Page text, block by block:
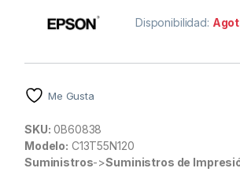
Disponibilidad:
Me Gusta
SKU: 0B60838
Modelo: C13T55N120
Suministros->Suministros de